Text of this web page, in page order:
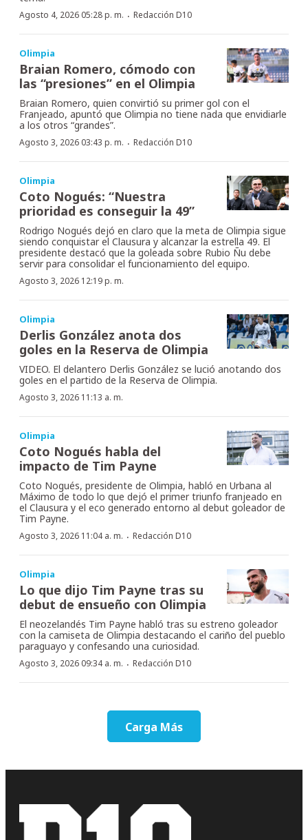
Agosto 4, 2026 05:28 p. m. · Redacción D10
Olimpia
Braian Romero, cómodo con
las “presiones” en el Olimpia
Braian Romero, quien convirtió su primer gol con el
Franjeado, apuntó que Olimpia no tiene nada que envidiarle
a los otros “grandes”.
Agosto 3, 2026 03:43 p. m. · Redacción D10
Olimpia
Coto Nogués: “Nuestra
prioridad es conseguir la 49”
Rodrigo Nogués dejó en claro que la meta de Olimpia sigue
siendo conquistar el Clausura y alcanzar la estrella 49. El
presidente destacó que la goleada sobre Rubio Ñu debe
servir para consolidar el funcionamiento del equipo.
Agosto 3, 2026 12:19 p. m.
Olimpia
Derlis González anota dos
goles en la Reserva de Olimpia
VIDEO. El delantero Derlis González se lució anotando dos
goles en el partido de la Reserva de Olimpia.
Agosto 3, 2026 11:13 a. m.
Olimpia
Coto Nogués habla del
impacto de Tim Payne
Coto Nogués, presidente de Olimpia, habló en Urbana al
Máximo de todo lo que dejó el primer triunfo franjeado en
el Clausura y el eco generado entorno al debut goleador de
Tim Payne.
Agosto 3, 2026 11:04 a. m. · Redacción D10
Olimpia
Lo que dijo Tim Payne tras su
debut de ensueño con Olimpia
El neozelandés Tim Payne habló tras su estreno goleador
con la camiseta de Olimpia destacando el cariño del pueblo
paraguayo y confesando una curiosidad.
Agosto 3, 2026 09:34 a. m. · Redacción D10
Carga Más